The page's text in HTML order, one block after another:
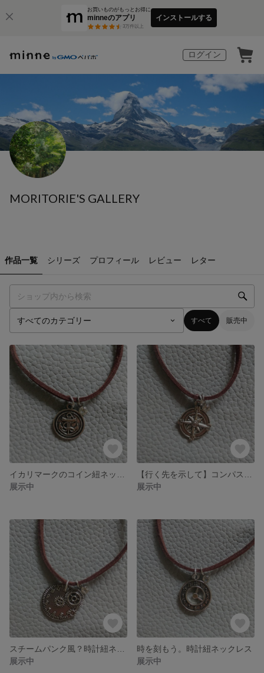
お買いものがもっとお得に
minneのアプリ
3万件以上
インストールする
ログイン
MORITORIE'S GALLERY
作品一覧 シリーズ プロフィール レビュー レター
すべて 販売中
展示中
展示中
展示中
時を刻もう。時計紐ネックレス
展示中